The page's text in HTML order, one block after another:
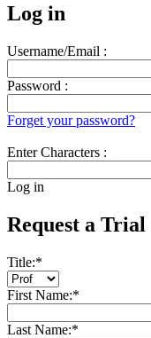
Log in
Username/Email :
Password :
Forget your password?
Enter Characters :
Log in
Request a Trial
Title:*
First Name:*
Last Name:*